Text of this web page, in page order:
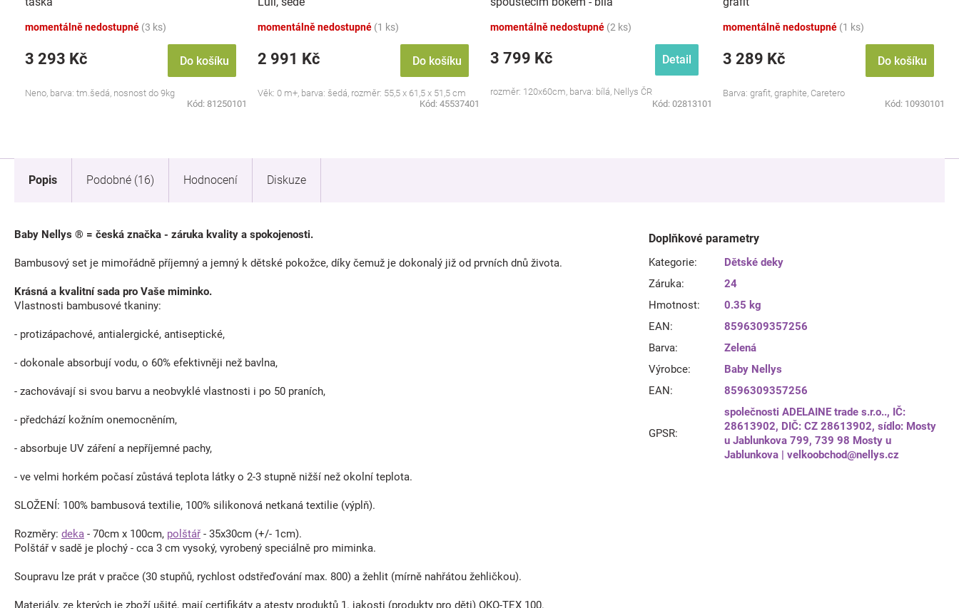
momentálně nedostupné (3 ks)
3 293 Kč Do košíku
Neno, barva: tm.šedá, nosnost do 9kg
Kód: 81250101
momentálně nedostupné (1 ks)
2 991 Kč Do košíku
Věk: 0 m+, barva: šedá, rozměr: 55,5 x 61,5 x 51,5 cm
Kód: 45537401
momentálně nedostupné (2 ks)
3 799 Kč Detail
rozměr: 120x60cm, barva: bílá, Nellys ČR
Kód: 02813101
momentálně nedostupné (1 ks)
3 289 Kč Do košíku
Barva: grafit, graphite, Caretero
Kód: 10930101
Popis Podobné (16) Hodnocení Diskuze
Baby Nellys ® = česká značka - záruka kvality a spokojenosti.
Bambusový set je mimořádně příjemný a jemný k dětské pokožce, díky čemuž je dokonalý již od prvních dnů života.
Krásná a kvalitní sada pro Vaše miminko.
Vlastnosti bambusové tkaniny:
- protizápachové, antialergické, antiseptické,
- dokonale absorbují vodu, o 60% efektivněji než bavlna,
- zachovávají si svou barvu a neobvyklé vlastnosti i po 50 praních,
- předchází kožním onemocněním,
- absorbuje UV záření a nepříjemné pachy,
- ve velmi horkém počasí zůstává teplota látky o 2-3 stupně nižší než okolní teplota.
SLOŽENÍ: 100% bambusová textilie, 100% silikonová netkaná textilie (výplň).
Rozměry: deka - 70cm x 100cm, polštář - 35x30cm (+/- 1cm).
Polštář v sadě je plochý - cca 3 cm vysoký, vyrobený speciálně pro miminka.
Soupravu lze prát v pračce (30 stupňů, rychlost odstřeďování max. 800) a žehlit (mírně nahřátou žehličkou).
Materiály, ze kterých je zboží ušité, mají certifikáty a atesty produktů 1. jakosti (produkty pro děti) OKO-TEX 100.
Doplňkové parametry
Kategorie:
Dětské deky
Záruka:
24
Hmotnost:
0.35 kg
EAN:
8596309357256
Barva:
Zelená
Výrobce:
Baby Nellys
EAN: 8596309357256
GPSR:
společnosti ADELAINE trade s.r.o.., IČ:
28613902, DIČ: CZ 28613902, sídlo: Mosty
u Jablunkova 799, 739 98 Mosty u
Jablunkova | velkoobchod@nellys.cz